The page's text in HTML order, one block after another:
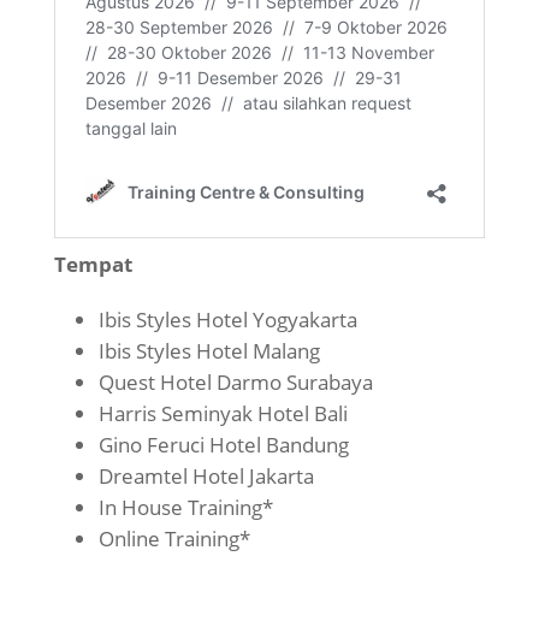
Tempat
Ibis Styles Hotel Yogyakarta
Ibis Styles Hotel Malang
Quest Hotel Darmo Surabaya
Harris Seminyak Hotel Bali
Gino Feruci Hotel Bandung
Dreamtel Hotel Jakarta
In House Training*
Online Training*